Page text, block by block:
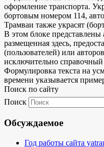
оформление транспорта.
бортовым номером 114,
Трамваи также украсят
В этом блоке
размещенная здесь,
(пользователей) или
исключительно
Формулировка текста на
времени указывается
Поиск по сайту
Поиск
Обсуждаемое
Год работы сайта